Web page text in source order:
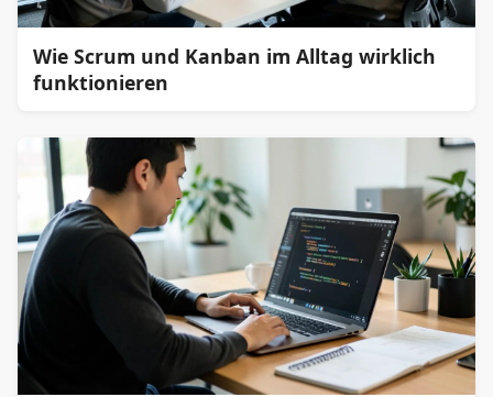
Wie Scrum und Kanban im Alltag wirklich
funktionieren